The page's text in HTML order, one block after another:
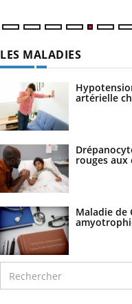
LES MALADIES
artérielle
rouges aux
Maladie de